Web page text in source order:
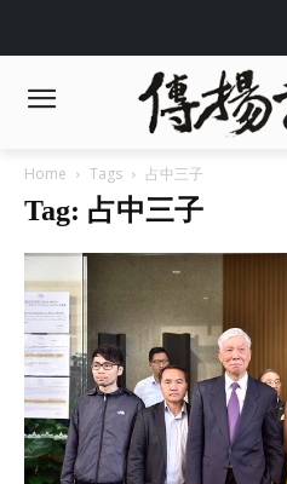
Home Tags 占中三子
Tag: 占中三子